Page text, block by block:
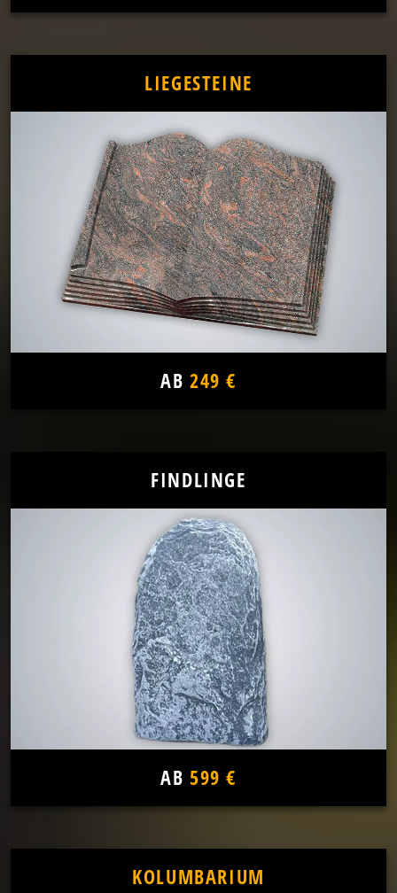
LIEGESTEINE
AB 249 €
FINDLINGE
AB 599 €
KOLUMBARIUM